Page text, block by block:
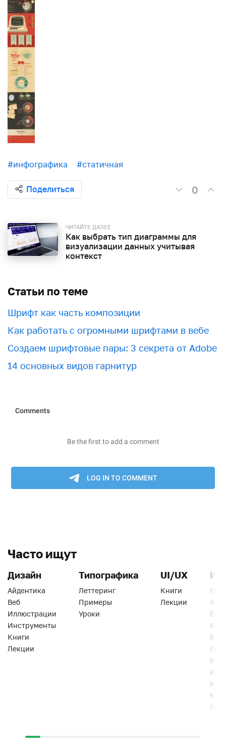
#инфографика #статичная
Поделиться 0
ЧИТАЙТЕ ДАЛЕЕ
Как выбрать тип диаграммы для
визуализации данных учитывая
контекст
Статьи по теме
Шрифт как часть композиции
Как работать с огромными шрифтами в вебе
Создаем шрифтовые пары: 3 секрета от Adobe
14 основных видов гарнитур
Часто ищут
Дизайн
Айдентика
Веб
Иллюстрации
Инструменты
Книги
Лекции
Типографика
Леттеринг
Примеры
Уроки
UI/UX
Книги
Лекции
Веб